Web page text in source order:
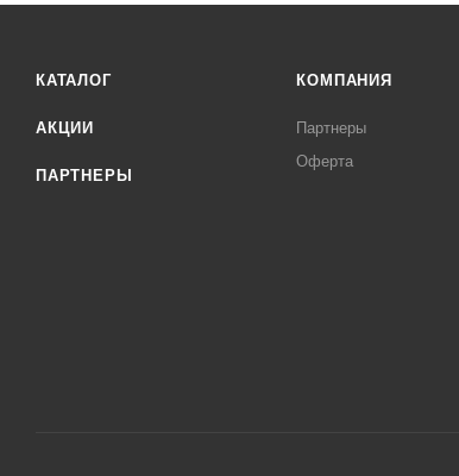
КАТАЛОГ
АКЦИИ
ПАРТНЕРЫ
КОМПАНИЯ
Партнеры
Оферта